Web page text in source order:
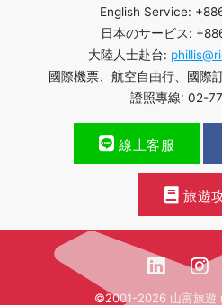
English Service:
日本のサービス:
大陸人士赴台:
國際機票、航空自由行、國
證照專線: 02-
線上客服
旅遊
©2001-2026 山富旅遊